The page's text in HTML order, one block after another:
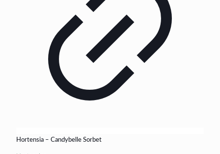
Hortensia – Candybelle Sorbet